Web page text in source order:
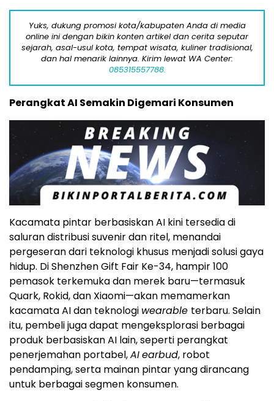
Yuks, dukung promosi kota/kabupaten Anda di media
online ini dengan bikin konten artikel dan cerita seputar
sejarah, asal-usul kota, tempat wisata, kuliner tradisional,
dan hal menarik lainnya. Kirim lewat WA Center:
085315557788.
Perangkat AI Semakin Digemari Konsumen
Kacamata pintar berbasiskan AI kini tersedia di
saluran distribusi suvenir dan ritel, menandai
pergeseran dari teknologi khusus menjadi solusi gaya
hidup. Di Shenzhen Gift Fair Ke-34, hampir 100
pemasok terkemuka dan merek baru—termasuk
Quark, Rokid, dan Xiaomi—akan memamerkan
kacamata AI dan teknologi wearable terbaru. Selain
itu, pembeli juga dapat mengeksplorasi berbagai
produk berbasiskan AI lain, seperti perangkat
penerjemahan portabel,AIearbud, robot
pendamping, serta mainan pintar yang dirancang
untuk berbagai segmen konsumen.